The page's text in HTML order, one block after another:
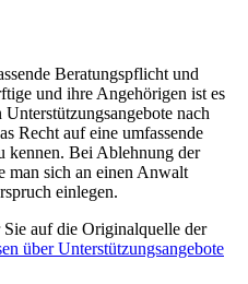
Beratungspflicht und
und ihre Angehörigen ist es
nach
Recht auf eine umfassende
kennen. Bei Ablehnung der
man sich an einen Anwalt
einlegen.
auf die Originalquelle der
über Unterstützungsangebote